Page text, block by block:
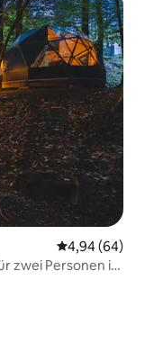
4,94 (64)
zwei Personen in